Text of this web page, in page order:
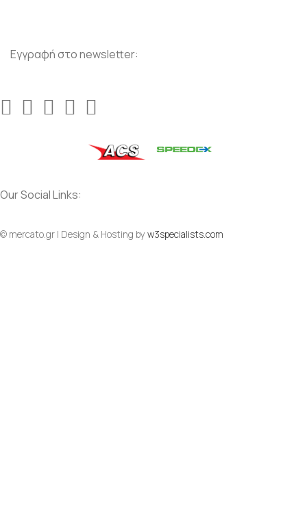
Εγγραφή στο newsletter:
Our Social Links:
© mercato.gr | Design & Hosting by w3specialists.com